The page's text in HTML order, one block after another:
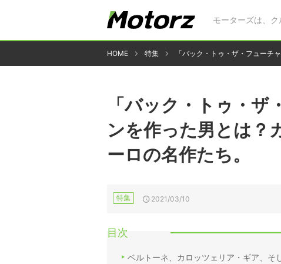
モーターズは、
HOME 特集 「バック・トゥ・ザ・フューチ
「バック・トゥ・
ンを作った男とは？
ーロの名作たち。
特集 2021/03/10
目次
ベルトーネ、カロッツェリア・ギア、そ